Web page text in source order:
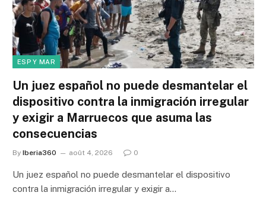
ESP Y MAR
Un juez español no puede desmantelar el
dispositivo contra la inmigración irregular
y exigir a Marruecos que asuma las
consecuencias
By Iberia360 août 4, 2026 0
Un juez español no puede desmantelar el dispositivo
contra la inmigración irregular y exigir a…